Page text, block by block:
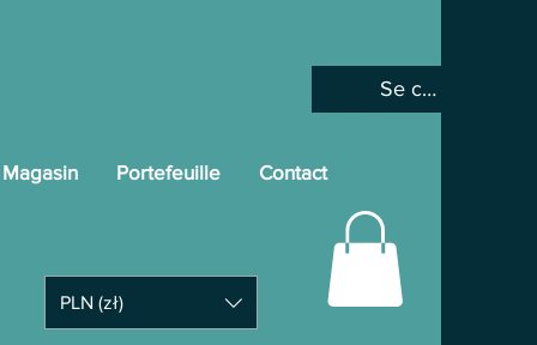
Magasin Portefeuille Contact
Se connecter
PLN (zł)